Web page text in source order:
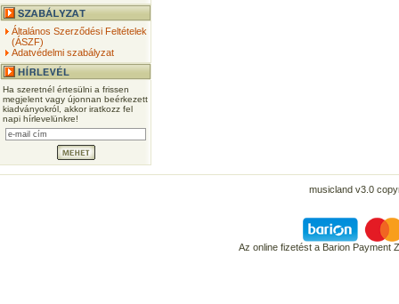
Általános Szerződési Feltételek
(ÁSZF)
Adatvédelmi szabályzat
Ha szeretnél értesülni a frissen
megjelent vagy újonnan beérkezett
kiadványokról, akkor iratkozz fel
napi hírlevelünkre!
musicland v3.0
Az online fizetést a Barion Payment